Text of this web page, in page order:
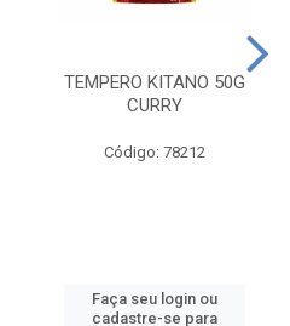
TEMPERO KITANO 50G
CURRY
Código: 78212
Faça seu login ou
cadastre-se para